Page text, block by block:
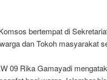
bertempat di
dan Tokoh masyarakat
09 Rika Gamayadi